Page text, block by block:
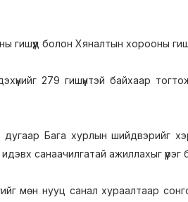
болон Хяналтын хорооны
279 гишүүнтэй байхаар
Бага хурлын шийдвэрийг
санаачилгатай ажиллахыг үүрэг
мөн нууц санал хураалтаар